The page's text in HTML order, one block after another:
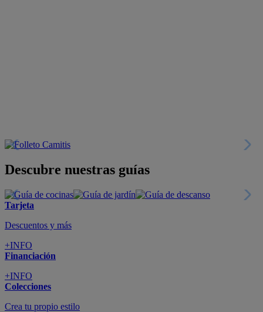
Descubre nuestras guías
Tarjeta
Descuentos y más
+INFO
Financiación
+INFO
Colecciones
Crea tu propio estilo